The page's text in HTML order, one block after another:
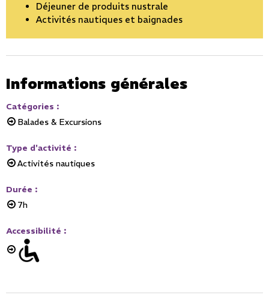
Déjeuner de produits nustrale
Activités nautiques et baignades
Informations générales
Catégories :
Balades & Excursions
Type d'activité :
Activités nautiques
Durée :
7h
Accessibilité :